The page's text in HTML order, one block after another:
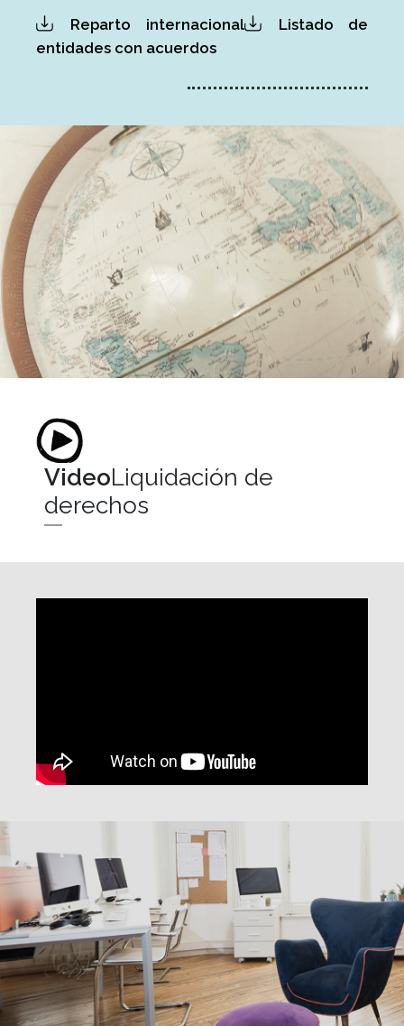
Reparto internacional
Listado de
entidades con acuerdos
VideoLiquidación de
derechos